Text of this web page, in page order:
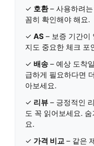
✓ 호환– 사용하려
꼼히 확인해야 해요.
✓ AS – 보증 기간이
지도 중요한 체크 포
✓ 배송 – 예상 도착
급하게 필요하다면
아보세요.
✓ 리뷰 – 긍정적인
도 꼭 읽어보세요. 숨
요.
✓ 가격 비교 – 같은